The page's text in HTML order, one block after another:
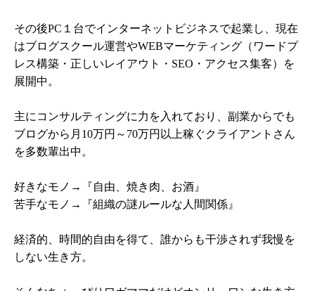
その後PC１台でインターネットビジネスで起業し、現在
はブログスクール運営やWEBマーケティング（ワードプ
レス構築・正しいレイアウト・SEO・アクセス集客）を
展開中。
主にコンサルティングに力を入れており、副業からでも
ブログから月10万円～70万円以上稼ぐクライアントさん
を多数輩出中。
好きなモノ→『自由、焼き肉、お酒』
苦手なモノ→『組織の謎ルールな人間関係』
経済的、時間的自由を得て、誰からも干渉されず我慢を
しない生き方。